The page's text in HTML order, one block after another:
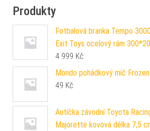
Produkty
Fotbalová branka Tempo
Exit Toys ocelový rám
4 999 Kč
Mondo pohádkový míč
49 Kč
Autíčka závodní Toyota
Majorette kovová délka 7,5